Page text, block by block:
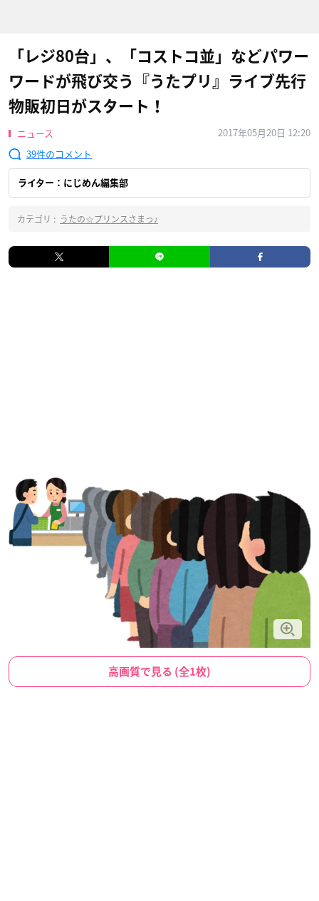
「レジ80台」、「コストコ並」などパワー
ワードが飛び交う『うたプリ』ライブ先行
物販初日がスタート！
ニュース
2017年05月20日 12:20
39
ライター：にじめん編集部
カテゴリ : うたの☆プリンスさまっ♪
高画質で見る (全1枚)